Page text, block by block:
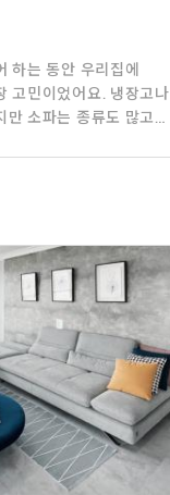
하는 동안 우리집에
고민이었어요. 냉장고나
소파는 종류도 많고